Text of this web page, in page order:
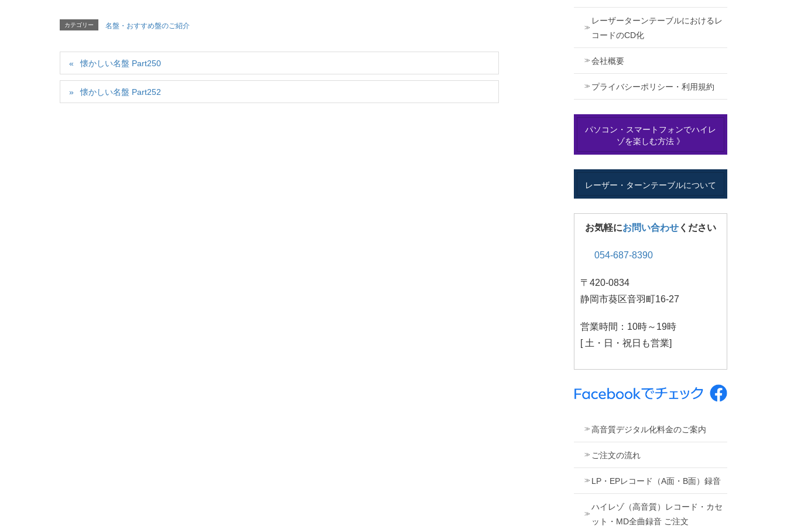
カテゴリー 名盤・おすすめ盤のご紹介
懐かしい名盤 Part250
懐かしい名盤 Part252
レーザーターンテーブルにおけるレ
コードのCD化
会社概要
プライバシーポリシー・利用規約
パソコン・スマートフォンでハイレ
ゾを楽しむ方法 》
レーザー・ターンテーブルについて
お気軽にお問い合わせください
054-687-8390
〒420-0834
静岡市葵区音羽町16-27
営業時間：10時～19時
[ 土・日・祝日も営業]
高音質デジタル化料金のご案内
ご注文の流れ
LP・EPレコード（A面・B面）録音
ハイレゾ（高音質）レコード・カセ
ット・MD全曲録音 ご注文